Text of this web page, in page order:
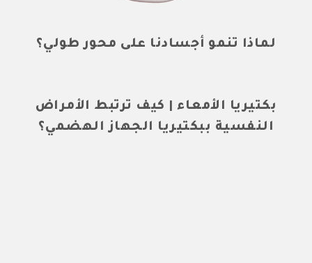
لماذا تنمو أجسادنا على محور طولي؟
بكتيريا الأمعاء | كيف ترتبط الأمراض
النفسية ببكتيريا الجهاز الهضمي؟